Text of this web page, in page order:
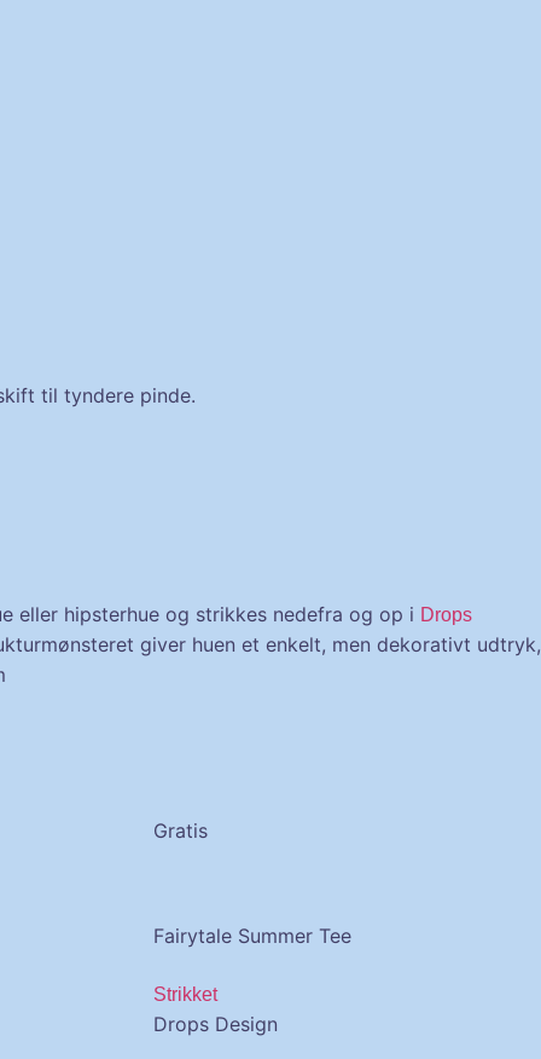
til tyndere pinde.
eller hipsterhue og strikkes nedefra og op i Drops
giver huen et enkelt, men dekorativt udtryk,
Gratis
Fairytale Summer Tee
Strikket
Drops Design